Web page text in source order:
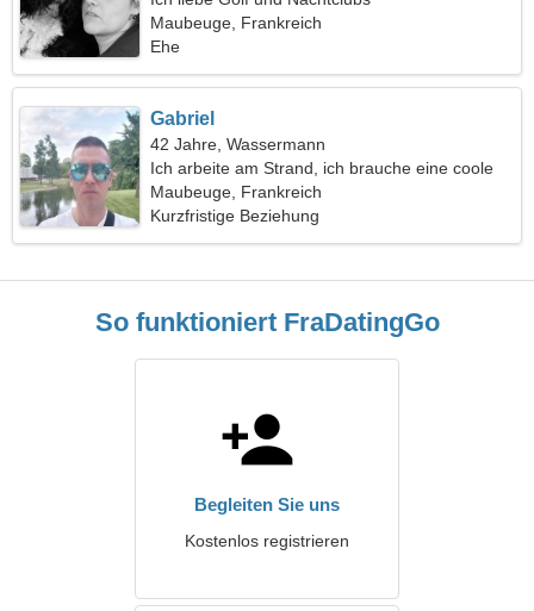
Maubeuge, Frankreich
Ehe
Gabriel
42 Jahre, Wassermann
Ich arbeite am Strand, ich brauche eine coole
Frau
Maubeuge, Frankreich
Kurzfristige Beziehung
So funktioniert FraDatingGo
Begleiten Sie uns
Kostenlos registrieren